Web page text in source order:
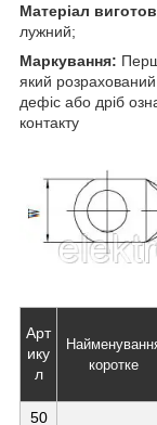
Матеріал
лужний;
Маркування:
який
дефіс або дріб
контакту
Арт
ику
л
коротке
50